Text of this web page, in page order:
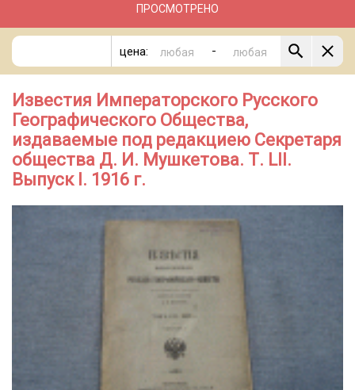
ПРОСМОТРЕНО
цена: -
Известия Императорского Русского
Географического Общества,
издаваемые под редакциею Секретаря
общества Д. И. Мушкетова. Т. LII.
Выпуск I. 1916 г.